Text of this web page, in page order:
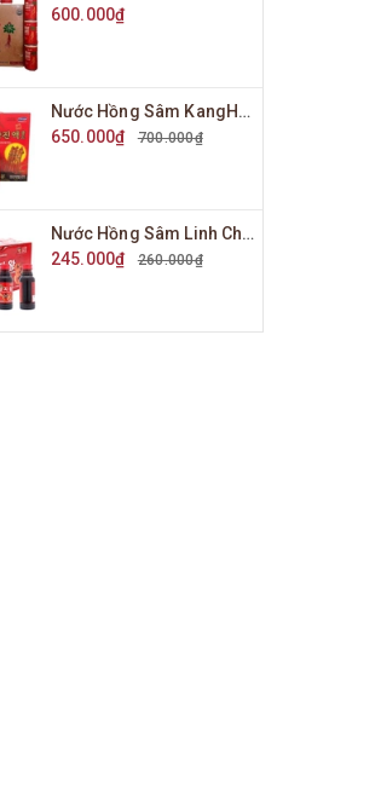
600.000₫
Nước Hồng Sâm KangHwa Hàn Quốc Hộp 30 Gói x 80ml
650.000₫
700.000₫
Nước Hồng Sâm Linh Chi KGS Hộp 10 Chai x 100ml
245.000₫
260.000₫